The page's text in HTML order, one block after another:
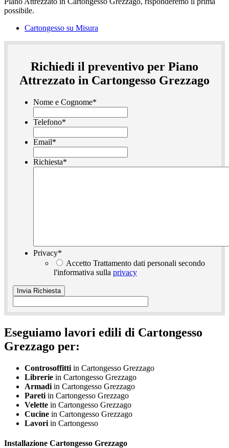
Cartongesso su Misura
Richiedi il preventivo per Piano
Attrezzato in Cartongesso Grezzago
Nome e Cognome*
Telefono*
Email*
Richiesta*
Privacy*
Accetto Trattamento dati personali secondo
l'informativa sulla privacy
Eseguiamo lavori edili di Cartongesso
Grezzago per:
Controsoffitti in Cartongesso Grezzago
Librerie in Cartongesso Grezzago
Armadi in Cartongesso Grezzago
Pareti in Cartongesso Grezzago
Velette in Cartongesso Grezzago
Cucine in Cartongesso Grezzago
Lavori in Cartongesso
Installazione Cartongesso Grezzago